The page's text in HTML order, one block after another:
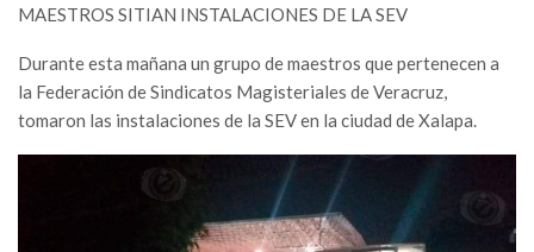
MAESTROS SITIAN INSTALACIONES DE LA SEV
Durante esta mañana un grupo de maestros que pertenecen a
la Federación de Sindicatos Magisteriales de Veracruz,
tomaron las instalaciones de la SEV en la ciudad de Xalapa.